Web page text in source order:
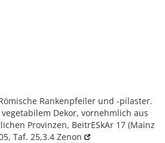
Rankenpfeiler und -pilaster.
Dekor, vornehmlich aus
Provinzen, BeitrESkAr 17 (Mainz
Taf. 25,3.4 Zenon